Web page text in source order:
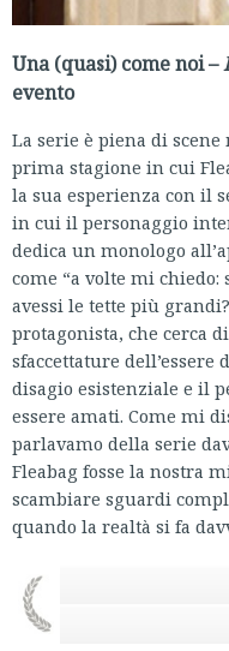
Una (quasi) come noi –
evento
La serie è piena di
prima stagione in cui
la sua esperienza con il
in cui il personaggio
dedica un monologo
come “a volte mi
avessi le tette più
protagonista, che cerca
sfaccettature
disagio esistenziale e il
essere amati. Come mi
parlavamo della serie
Fleabag fosse la nostra
scambiare sguardi
quando la realtà si fa